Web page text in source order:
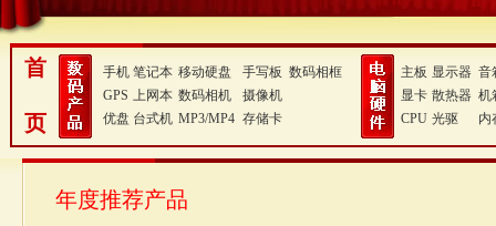
首
页
手机 笔记本 移动硬盘 手写板 数码相框
GPS 上网本 数码相机
摄像机
优盘 台式机 MP3/MP4 存储卡
主板 显示器 音
显卡 散热器 机
CPU 光驱 内
年度推荐产品